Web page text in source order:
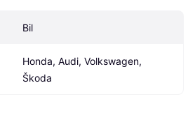
Bil
Honda, Audi, Volkswagen,
Škoda